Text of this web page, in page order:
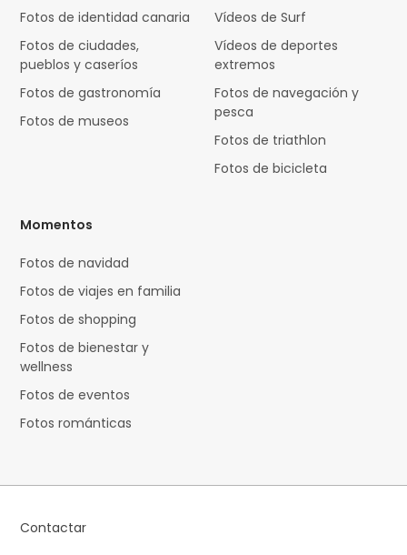
Fotos de identidad canaria
Fotos de ciudades,
pueblos y caseríos
Fotos de gastronomía
Fotos de museos
Vídeos de Surf
Vídeos de deportes
extremos
Fotos de navegación y
pesca
Fotos de triathlon
Fotos de bicicleta
Momentos
Fotos de navidad
Fotos de viajes en familia
Fotos de shopping
Fotos de bienestar y
wellness
Fotos de eventos
Fotos románticas
Contactar